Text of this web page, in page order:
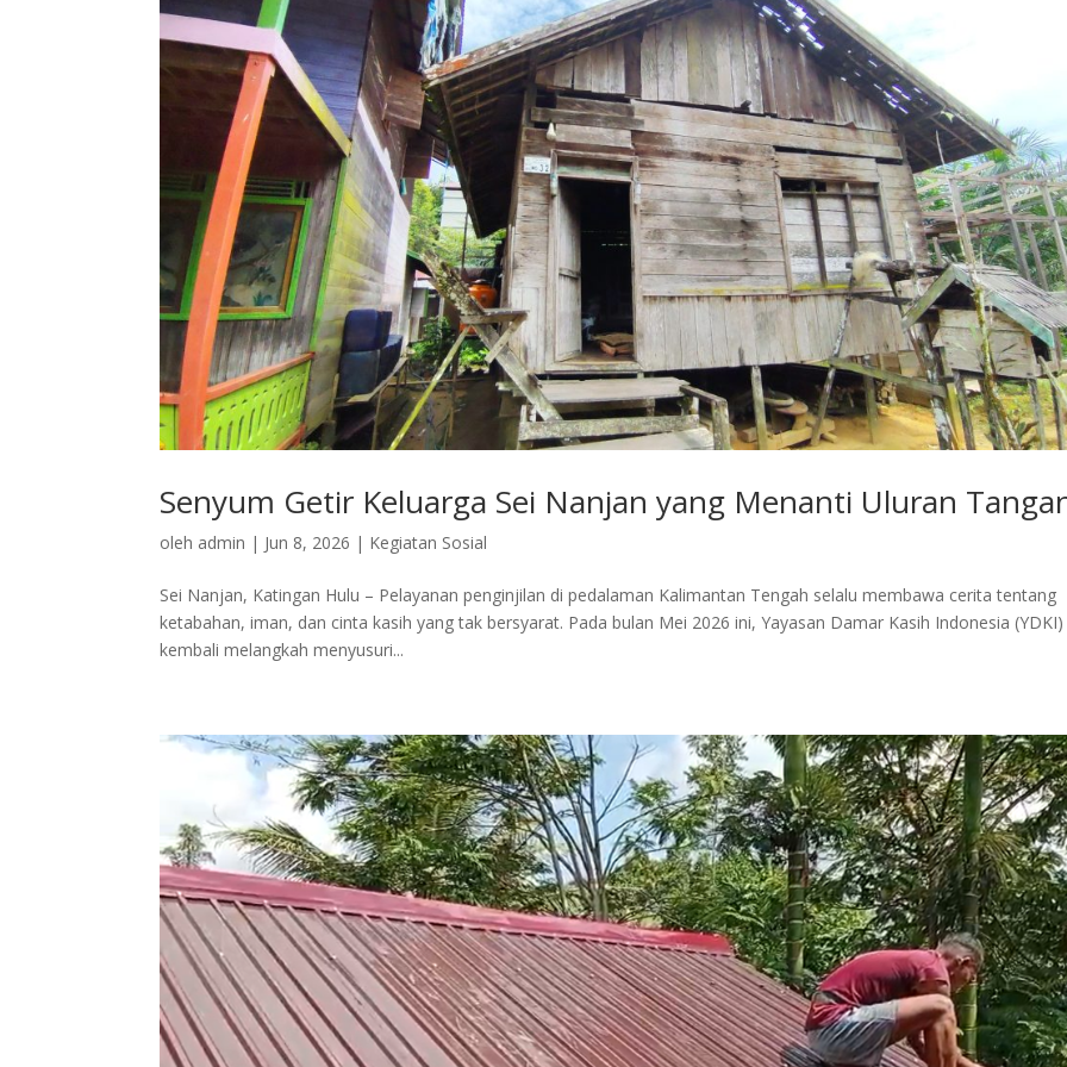
Senyum Getir Keluarga Sei Nanjan yang Menanti Uluran
oleh admin | Jun 8, 2026 | Kegiatan Sosial
Sei Nanjan, Katingan Hulu – Pelayanan penginjilan di pedalaman Kalimantan Tengah selalu membawa cerita tentang
ketabahan, iman, dan cinta kasih yang tak bersyarat. Pada bulan Mei 2026 ini, Yayasan Damar Kasih Indonesia (YDKI)
kembali melangkah menyusuri...